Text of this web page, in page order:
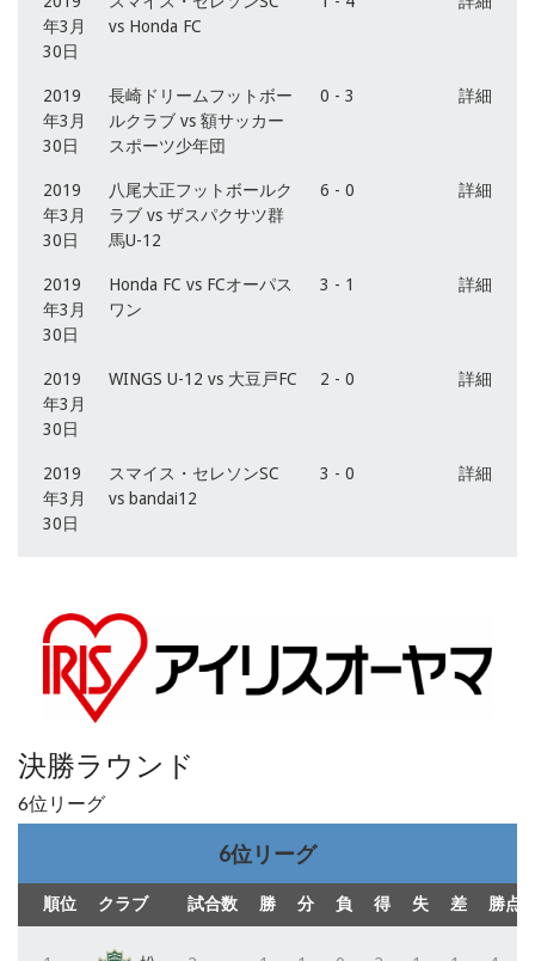
年3月
30日
vs Honda FC
2019
年3月
30日
長崎ドリームフットボー
ルクラブ vs 額サッカー
スポーツ少年団
0 - 3 詳細
2019
年3月
30日
八尾大正フットボールク
ラブ vs ザスパクサツ群
馬U-12
6 - 0 詳細
2019
年3月
30日
Honda FC vs FCオーパス
ワン
3 - 1 詳細
2019
年3月
30日
WINGS U-12 vs 大豆戸FC 2 - 0 詳細
2019
年3月
30日
スマイス・セレソンSC
vs bandai12
3 - 0 詳細
決勝ラウンド
6位リーグ
6位リーグ
順位 クラブ 試合数 勝 分 負 得 失 差 勝点